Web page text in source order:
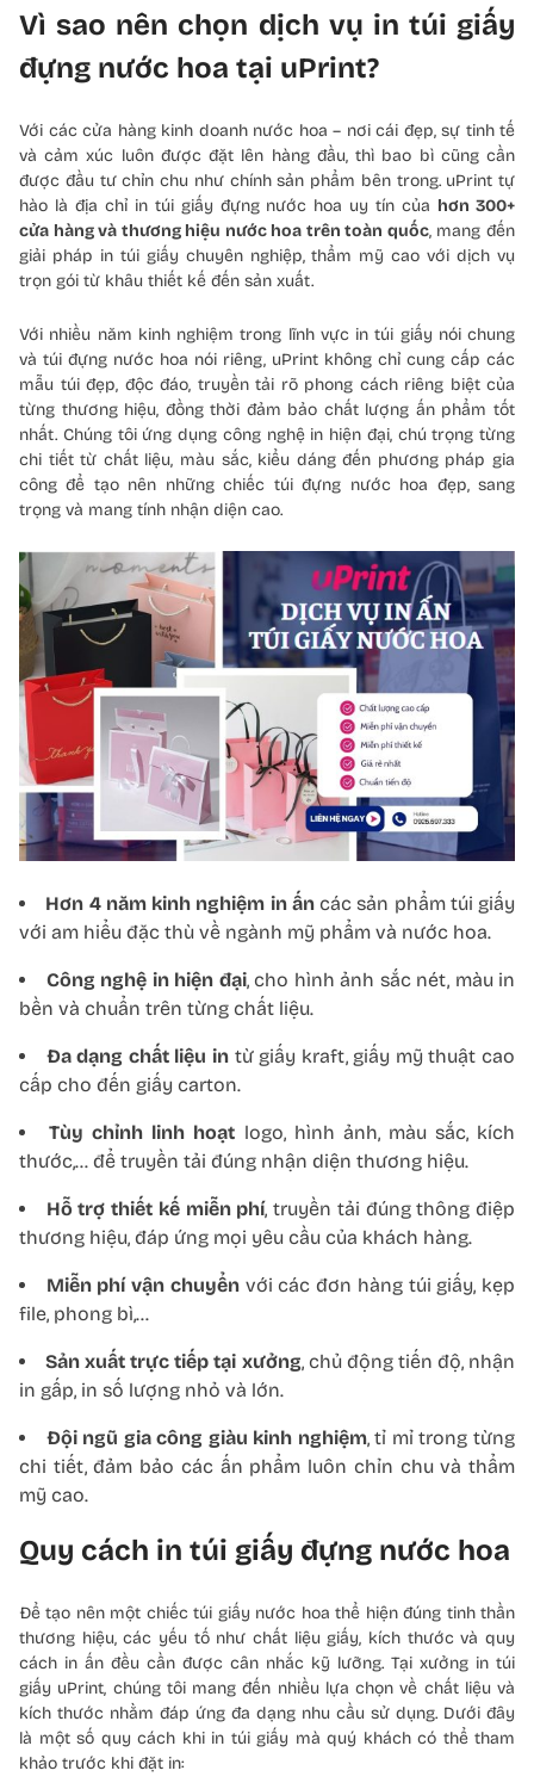
Vì sao nên chọn dịch vụ in túi giấy
đựng nước hoa tại uPrint?
Với các cửa hàng kinh doanh nước hoa – nơi cái đẹp, sự tinh tế
và cảm xúc luôn được đặt lên hàng đầu, thì bao bì cũng cần
được đầu tư chỉn chu như chính sản phẩm bên trong. uPrint tự
hào là địa chỉ in túi giấy đựng nước hoa uy tín của hơn 300+
cửa hàng và thương hiệu nước hoa trên toàn quốc, mang đến
giải pháp in túi giấy chuyên nghiệp, thẩm mỹ cao với dịch vụ
trọn gói từ khâu thiết kế đến sản xuất.
Với nhiều năm kinh nghiệm trong lĩnh vực in túi giấy nói chung
và túi đựng nước hoa nói riêng, uPrint không chỉ cung cấp các
mẫu túi đẹp, độc đáo, truyền tải rõ phong cách riêng biệt của
từng thương hiệu, đồng thời đảm bảo chất lượng ấn phẩm tốt
nhất. Chúng tôi ứng dụng công nghệ in hiện đại, chú trọng từng
chi tiết từ chất liệu, màu sắc, kiểu dáng đến phương pháp gia
công để tạo nên những chiếc túi đựng nước hoa đẹp, sang
trọng và mang tính nhận diện cao.
Hơn 4 năm kinh nghiệm in ấncác sản phẩm túi giấy
với am hiểu đặc thù về ngành mỹ phẩm và nước hoa.
Công nghệ in hiện đại, cho hình ảnh sắc nét, màu in
bền và chuẩn trên từng chất liệu.
Đa dạng chất liệu intừ giấy kraft, giấy mỹ thuật cao
cấp cho đến giấy carton.
Tùy chỉnh linh hoạt logo, hình ảnh, màu sắc, kích
thước,… để truyền tải đúng nhận diện thương hiệu.
Hỗ trợ thiết kế miễn phí, truyền tải đúng thông điệp
thương hiệu, đáp ứng mọi yêu cầu của khách hàng.
Miễn phí vận chuyểnvới các đơn hàng túi giấy, kẹp
file, phong bì,…
Sản xuất trực tiếp tại xưởng, chủ động tiến độ, nhận
in gấp, in số lượng nhỏ và lớn.
Đội ngũ gia công giàu kinh nghiệm, tỉ mỉ trong từng
chi tiết, đảm bảo các ấn phẩm luôn chỉn chu và thẩm
mỹ cao.
Quy cách in túi giấy đựng nước hoa
Để tạo nên một chiếc túi giấy nước hoa thể hiện đúng tinh thần
thương hiệu, các yếu tố như chất liệu giấy, kích thước và quy
cách in ấn đều cần được cân nhắc kỹ lưỡng. Tại xưởng in túi
giấy uPrint, chúng tôi mang đến nhiều lựa chọn về chất liệu và
kích thước nhằm đáp ứng đa dạng nhu cầu sử dụng. Dưới đây
là một số quy cách khi in túi giấy mà quý khách có thể tham
khảo trước khi đặt in: